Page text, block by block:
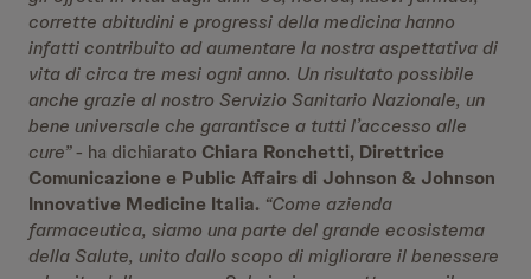
corrette abitudini e progressi della medicina hanno
infatti contribuito ad aumentare la nostra aspettativa di
vita di circa tre mesi ogni anno. Un risultato possibile
anche grazie al nostro Servizio Sanitario Nazionale, un
bene universale che garantisce a tutti l’accesso alle
cure”- ha dichiarato Chiara Ronchetti, Direttrice
Comunicazione e Public Affairs di Johnson & Johnson
Innovative Medicine Italia. “Come azienda
farmaceutica, siamo una parte del grande ecosistema
della Salute, unito dallo scopo di migliorare il benessere